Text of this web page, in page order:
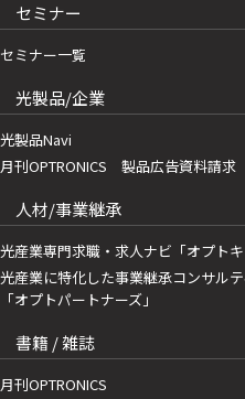
セミナー
セミナー一覧
光製品/企業
光製品Navi
月刊OPTRONICS 製品広告資料請求
人材/事業継承
光産業専門求職・求人ナビ「オプトキ
光産業に特化した事業継承コンサル
「オプトパートナーズ」
書籍 / 雑誌
月刊OPTRONICS